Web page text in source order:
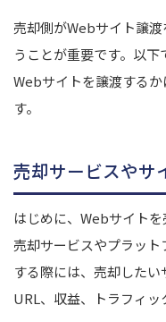
売却側がWebサイト譲
うことが重要です。以
Webサイトを譲渡する
す。
売却サービスやサ
はじめに、Webサイト
売却サービスやプラット
する際には、売却したい
URL、収益、トラフィッ